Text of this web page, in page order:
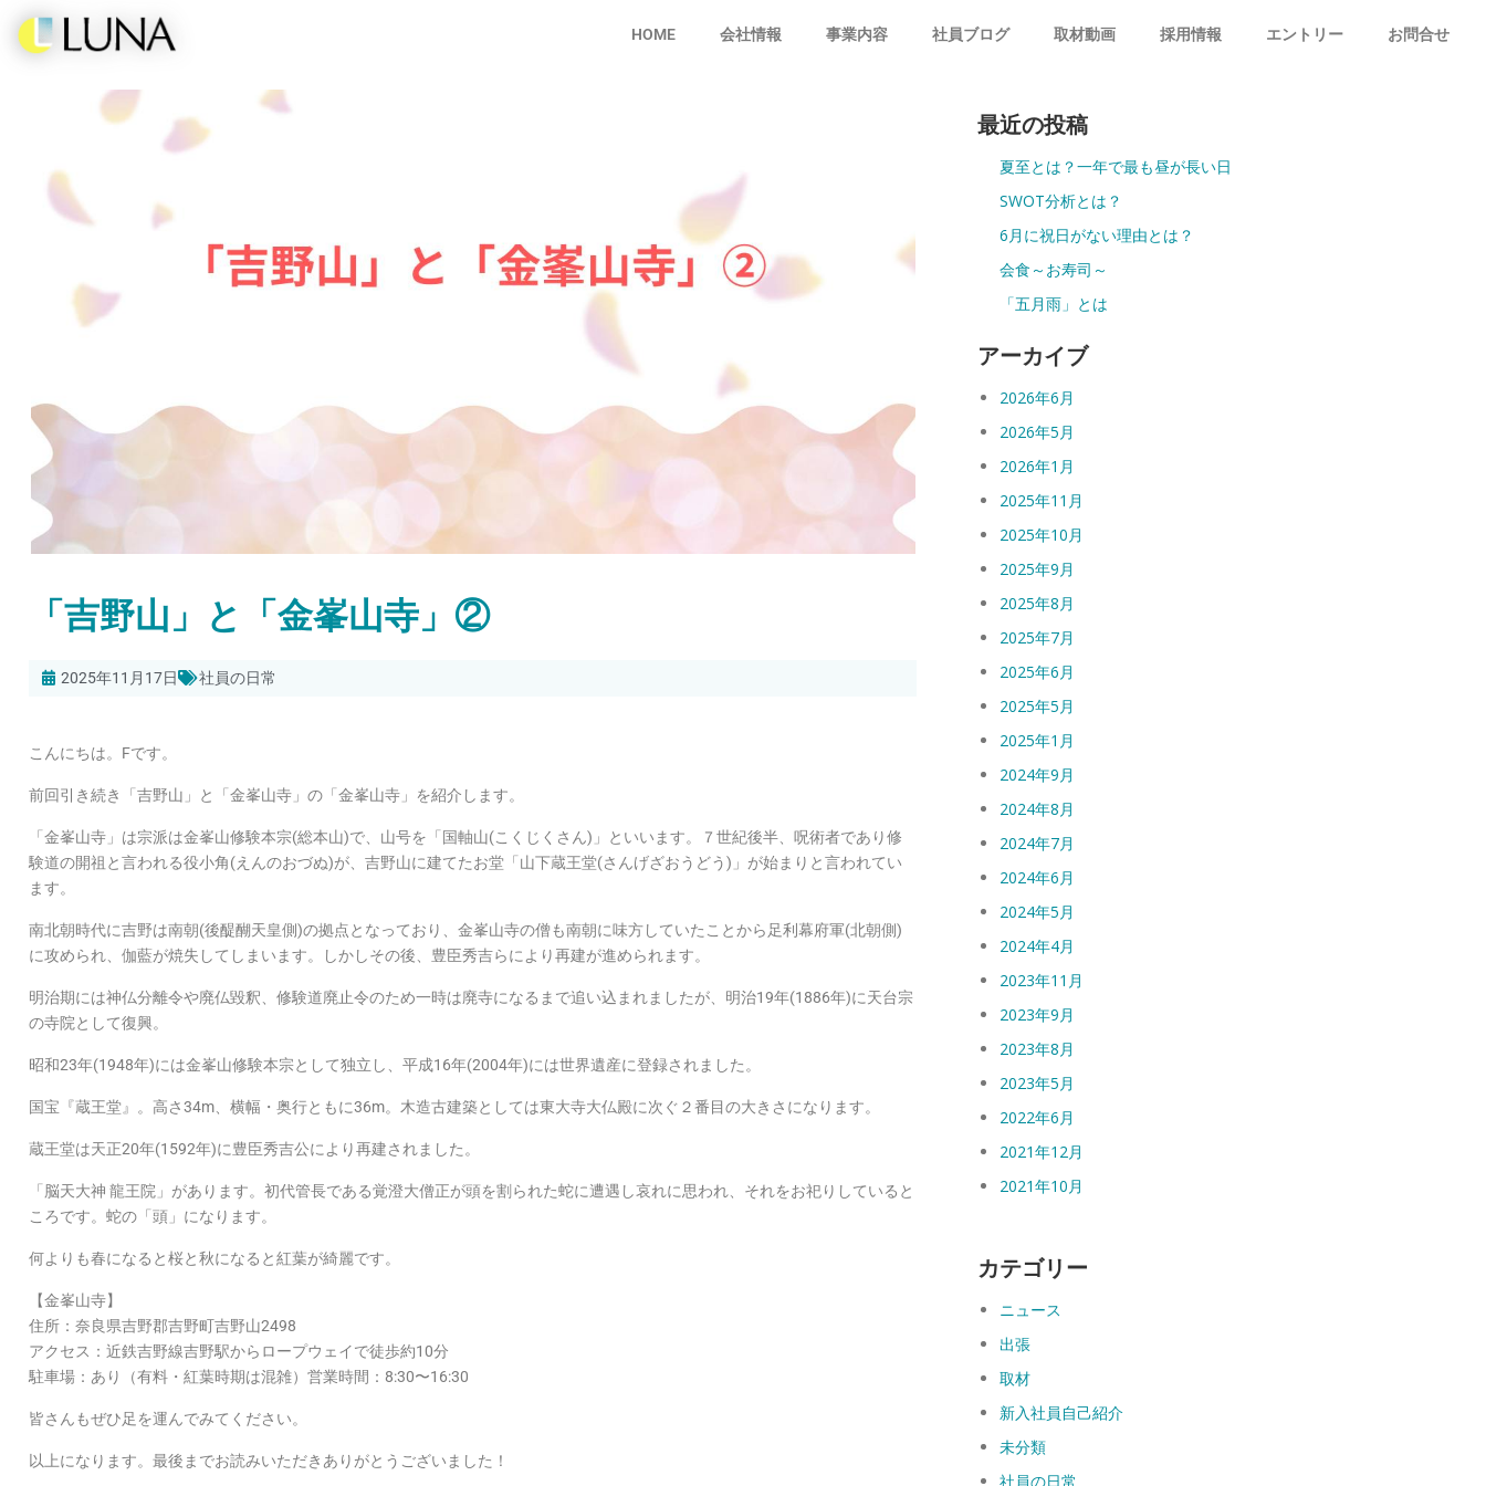
HOME 会社情報 事業内容 社員ブログ 取材動画 採用情報 エントリー お問合せ
「吉野山」と「金峯山寺」②
2025年11月17日 社員の日常
こんにちは。Fです。
前回引き続き「吉野山」と「金峯山寺」の「金峯山寺」を紹介します。
「金峯山寺」は宗派は金峯山修験本宗(総本山)で、山号を「国軸山(こくじくさん)」といいます。７世紀後半、呪術者であり修
験道の開祖と言われる役小角(えんのおづぬ)が、吉野山に建てたお堂「山下蔵王堂(さんげざおうどう)」が始まりと言われてい
ます。
南北朝時代に吉野は南朝(後醍醐天皇側)の拠点となっており、金峯山寺の僧も南朝に味方していたことから足利幕府軍(北朝側)
に攻められ、伽藍が焼失してしまいます。しかしその後、豊臣秀吉らにより再建が進められます。
明治期には神仏分離令や廃仏毀釈、修験道廃止令のため一時は廃寺になるまで追い込まれましたが、明治19年(1886年)に天台宗
の寺院として復興。
昭和23年(1948年)には金峯山修験本宗として独立し、平成16年(2004年)には世界遺産に登録されました。
国宝『蔵王堂』。高さ34m、横幅・奥行ともに36m。木造古建築としては東大寺大仏殿に次ぐ２番目の大きさになります。
蔵王堂は天正20年(1592年)に豊臣秀吉公により再建されました。
「脳天大神 龍王院」があります。初代管長である覚澄大僧正が頭を割られた蛇に遭遇し哀れに思われ、それをお祀りしていると
ころです。蛇の「頭」になります。
何よりも春になると桜と秋になると紅葉が綺麗です。
【金峯山寺】
住所：奈良県吉野郡吉野町吉野山2498
アクセス：近鉄吉野線吉野駅からロープウェイで徒歩約10分
駐車場：あり（有料・紅葉時期は混雑）営業時間：8:30〜16:30
皆さんもぜひ足を運んでみてください。
以上になります。最後までお読みいただきありがとうございました！
最近の投稿
夏至とは？一年で最も昼が長い日
SWOT分析とは？
6月に祝日がない理由とは？
会食～お寿司～
「五月雨」とは
アーカイブ
2026年6月
2026年5月
2026年1月
2025年11月
2025年10月
2025年9月
2025年8月
2025年7月
2025年6月
2025年5月
2025年1月
2024年9月
2024年8月
2024年7月
2024年6月
2024年5月
2024年4月
2023年11月
2023年9月
2023年8月
2023年5月
2022年6月
2021年12月
2021年10月
カテゴリー
ニュース
出張
取材
新入社員自己紹介
未分類
社員の日常